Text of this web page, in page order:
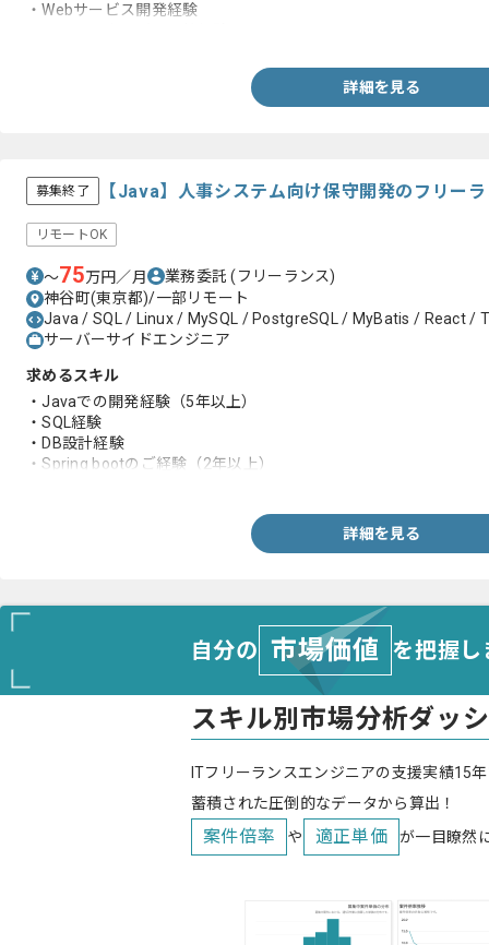
・Webサービス開発経験
詳細を見る
募集終了 【Java】人事システム向け保守開発のフリー
リモートOK
〜75万円／月 業務委託(フリーランス)
神谷町(東京都)/一部リモート
Java / SQL / Linux / MySQL / PostgreSQL / MyBatis / React /
サーバーサイドエンジニア
求めるスキル
・Javaでの開発経験（5年以上）
・SQL経験
・DB設計経験
・Spring bootのご経験（2年以上）
詳細を見る
自分の 市場価値 を把握
スキル別市場分析ダッ
ITフリーランスエンジニアの支援実績15
蓄積された圧倒的なデータから算出！
案件倍率 や 適正単価 が一目瞭然